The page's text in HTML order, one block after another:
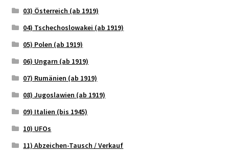
03) Österreich (ab 1919)
04) Tschechoslowakei (ab 1919)
05) Polen (ab 1919)
06) Ungarn (ab 1919)
07) Rumänien (ab 1919)
08) Jugoslawien (ab 1919)
09) Italien (bis 1945)
10) UFOs
11) Abzeichen-Tausch / Verkauf